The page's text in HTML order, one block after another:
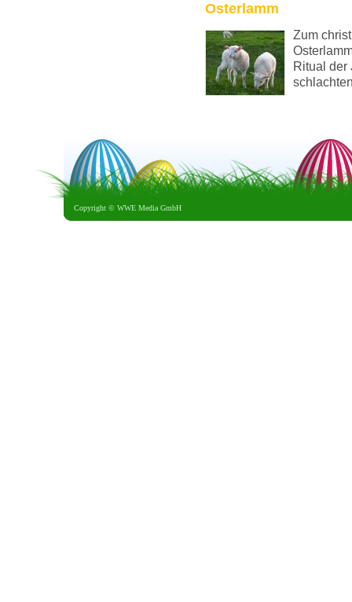
Osterlamm
Zum
Ritual der
Copyright © WWE Media GmbH